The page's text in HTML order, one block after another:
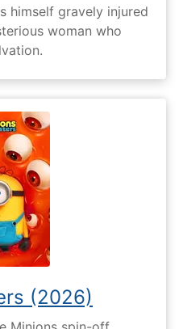
himself gravely injured
woman who
(2026)